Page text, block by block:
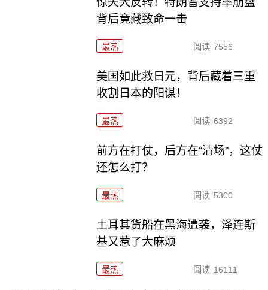
背后竟藏致命一击
最热 阅读 7556
美国如此救日元，背后藏着三重
收割日本的阳谋！
最热 阅读 6392
前方在打仗，后方在“清场”，这仗
还怎么打？
最热 阅读 5300
土耳其货船在黑海遭袭，泽连斯
基又惹了大麻烦
最热 阅读 16111